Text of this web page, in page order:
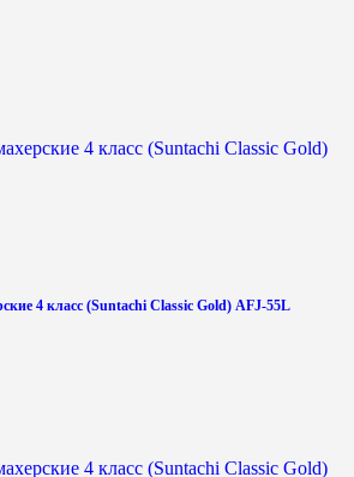
4 класс (Suntachi Classic Gold) AFJ-55L